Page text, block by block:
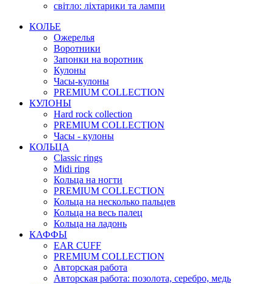
світло: ліхтарики та лампи
КОЛЬЕ
Ожерелья
Воротники
Запонки на воротник
Кулоны
Часы-кулоны
PREMIUM COLLECTION
КУЛОНЫ
Hard rock collection
PREMIUM COLLECTION
Часы - кулоны
КОЛЬЦА
Classic rings
Midi ring
Кольца на ногти
PREMIUM COLLECTION
Кольца на несколько пальцев
Кольца на весь палец
Кольца на ладонь
КАФФЫ
EAR CUFF
PREMIUM COLLECTION
Авторская работа
Авторская работа: позолота, серебро, медь